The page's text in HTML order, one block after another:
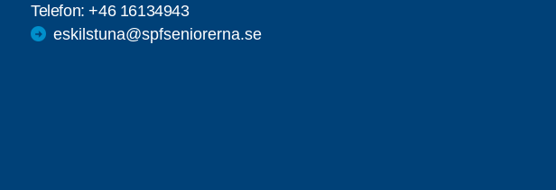
Telefon:+46 16134943
eskilstuna@spfseniorerna.se